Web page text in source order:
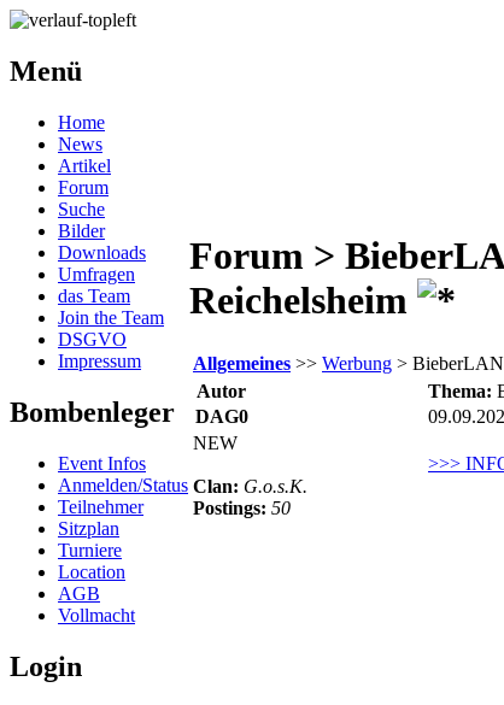
Menü
Home
News
Artikel
Forum
Suche
Bilder
Downloads
Umfragen
das Team
Join the Team
DSGVO
Impressum
Bombenleger
Event Infos
Anmelden/Status
Teilnehmer
Sitzplan
Turniere
Location
AGB
Vollmacht
Login
Forum >
Reichelsheim
Allgemeines >> Werbung > BieberLAN
Autor
Thema:
DAG0
NEW
Clan: G.o.s.K.
Postings: 50
>>>